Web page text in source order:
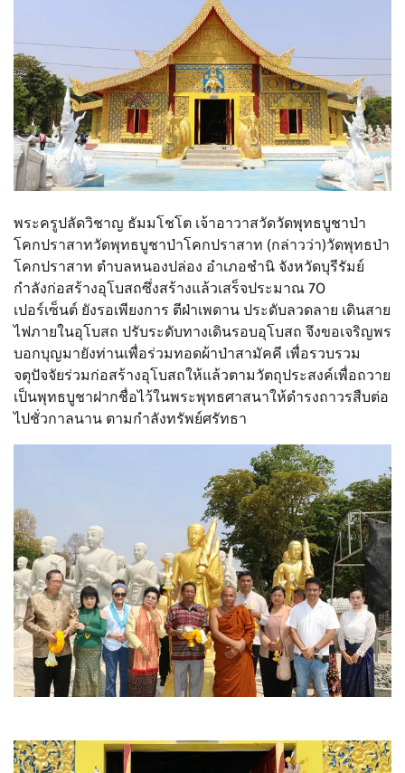
พระครูปลัดวิชาญ ธัมมโชโต เจ้าอาวาสวัดวัดพุทธบูชาป่า
โคกปราสาทวัดพุทธบูชาป่าโคกปราสาท (กล่าวว่า)วัดพุทธป่า
โคกปราสาท ตำบลหนองปล่อง อำเภอชำนิ จังหวัดบุรีรัมย์
กำลังก่อสร้างอุโบสถซึ่งสร้างแล้วเสร็จประมาณ 70
เปอร์เซ็นต์ ยังรอเพียงการ ตีฝ่าเพดาน ประดับลวดลาย เดินสาย
ไฟภายในอุโบสถ ปรับระดับทางเดินรอบอุโบสถ จึงขอเจริญพร
บอกบุญมายังท่านเพื่อร่วมทอดผ้าป่าสามัคคี เพื่อรวบรวม
จตุปัจจัยร่วมก่อสร้างอุโบสถให้แล้วตามวัตถุประสงค์เพื่อถวาย
เป็นพุทธบูชาฝากชื่อไว้ในพระพุทธศาสนาให้ดำรงถาวรสืบต่อ
ไปชั่วกาลนาน ตามกำลังทรัพย์ศรัทธา